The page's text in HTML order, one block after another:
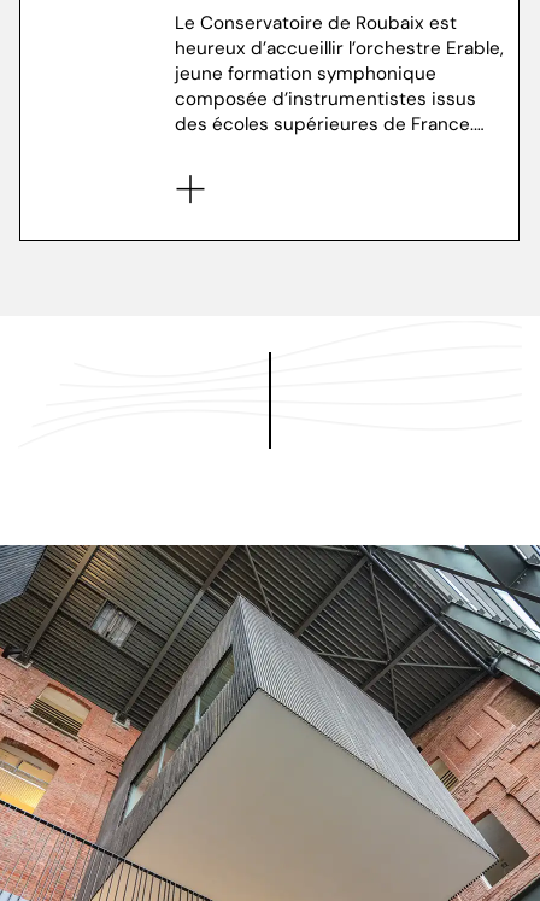
Le Conservatoire de Roubaix est
heureux d’accueillir l’orchestre Erable,
jeune formation symphonique
composée d’instrumentistes issus
des écoles supérieures de France.…